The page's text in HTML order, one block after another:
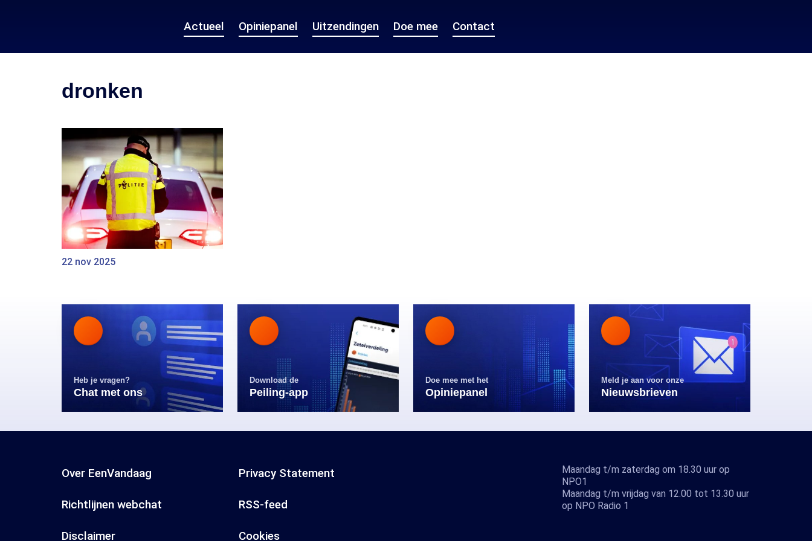
Actueel Opiniepanel Uitzendingen Doe mee Contact
dronken
22 nov 2025
Heb je vragen?
Chat met ons
Download de
Peiling-app
Doe mee met het
Opiniepanel
Meld je aan voor onze
Nieuwsbrieven
Over EenVandaag Privacy Statement
Richtlijnen webchat RSS-feed
Disclaimer Cookies
Maandag t/m zaterdag om 18.30 uur op
NPO1
Maandag t/m vrijdag van 12.00 tot 13.30 uur
op NPO Radio 1